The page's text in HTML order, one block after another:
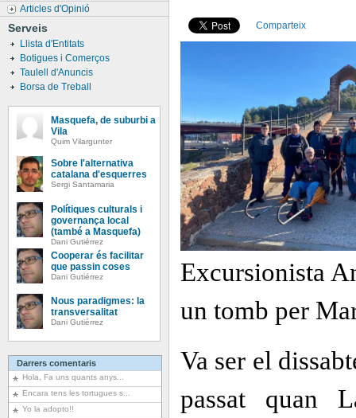
Articles d'Opinió
Serveis
Llista d'Entitats
Botigues i Comerços
Taulell d'Anuncis
Borsa de Treball
Masquefa, de suburbi a
Vila
Quim Vilargunter
Sobre l'alternativa
catalana d'esquerres
Sergi Santamaria
Polítiques culturals i
governança local
(també a Masquefa)
Dani Gutiérrez
Cooperar és facilitar
que passin coses
Dani Gutiérrez
Nous paradigmes: la
transversalitat
Dani Gutiérrez
Darrers comentaris
Hola, Fa uns quants anys...
Encara tens les tortugues s...
Yo la adopto!!
Comparteix
Excursionista
un tomb per
Va ser el
passat quan